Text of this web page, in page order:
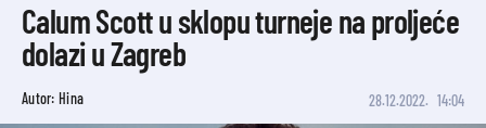
Calum Scott u sklopu turneje na proljeće
dolazi u Zagreb
Autor: Hina 28.12.2022. 14:04